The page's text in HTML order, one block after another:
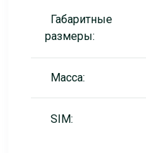
Габаритные
размеры:
Масса:
SIM: